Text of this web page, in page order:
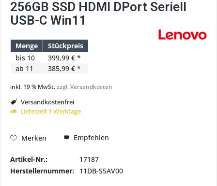
256GB SSD HDMI DPort Seriell
USB-C Win11
Menge
Stückpreis
bis 10
399,99 € *
ab 11 385,99 € *
inkl. 19 % MwSt.zzgl. Versandkosten
Versandkostenfrei
Lieferzeit 1 Werktage
Merken Empfehlen
Artikel-Nr.:
17187
Herstellernummer:
11DB-S5AV00